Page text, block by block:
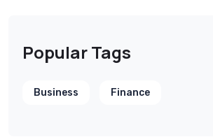
Popular Tags
Business Finance